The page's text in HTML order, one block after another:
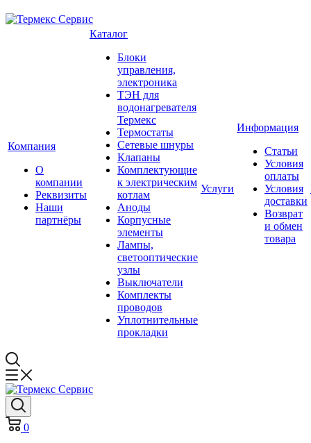
Компания
О
компании
Реквизиты
Наши
партнёры
Каталог
Блоки
управления,
электроника
ТЭН для
водонагревателя
Термекс
Термостаты
Сетевые шнуры
Клапаны
Комплектующие
к электрическим
котлам
Аноды
Корпусные
элементы
Лампы,
светооптические
узлы
Выключатели
Комплекты
проводов
Уплотнительные
прокладки
Услуги
Информация
Статьи
Условия
оплаты
Условия
доставки
Возврат
и обмен
товара
0